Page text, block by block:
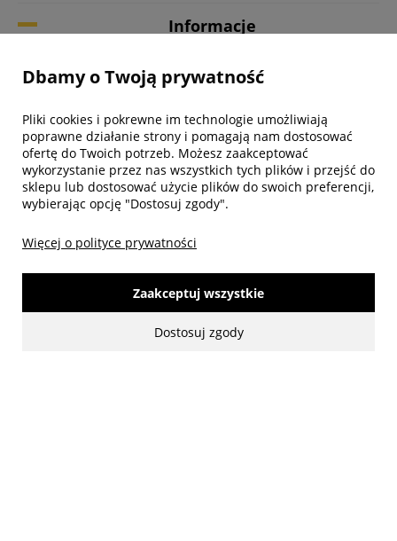
Informacje
Twoje konto
Biuro obsługi klienta
Dbamy o Twoją prywatność
Pliki cookies i pokrewne im technologie umożliwiają
poprawne działanie strony i pomagają nam dostosować
ofertę do Twoich potrzeb. Możesz zaakceptować
wykorzystanie przez nas wszystkich tych plików i przejść do
sklepu lub dostosować użycie plików do swoich preferencji,
wybierając opcję "Dostosuj zgody".
Więcej o polityce prywatności
Dostosuj zgody
Zaakceptuj wszystkie